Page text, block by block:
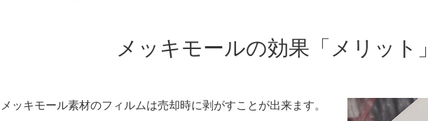
メッキモールの効果「メリット」
メッキモール素材のフィルムは売却時に剥がすことが出来ます。